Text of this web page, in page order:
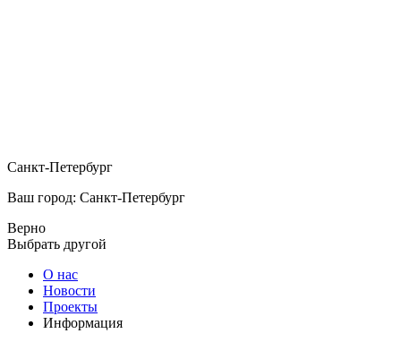
Санкт-Петербург
Ваш город: Санкт-Петербург
Верно
Выбрать другой
О нас
Новости
Проекты
Информация